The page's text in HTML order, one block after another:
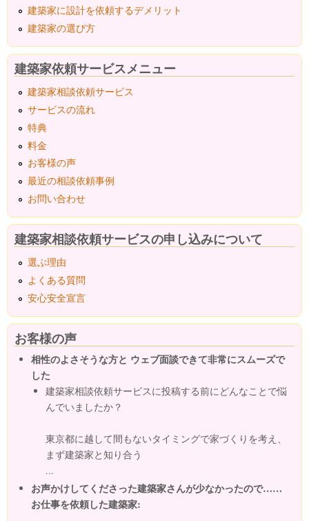
建築家に設計を依頼するデメリット
建築家の選び方
建築家依頼サービスメニュー
建築家相談依頼サービス
サービスの流れ
特典
料金
お客様の声
最近の相談依頼事例
お問い合わせ
建築家相談依頼サービスの申し込みについて
選ぶ理由
よくある質問
安心安全宣言
お客様の声
相性のよさそうな方と ウェブ面談できて非常にスムーズで
した
建築家相談依頼サービスに投稿する前にどんなことで悩
んでいましたか？
東京都に越して間もないタイミングで家づくりを考え、
まず建築家と知り合う
...
お声かけしてくださった建築家さんが少なかったので……
お仕事を依頼した建築家: